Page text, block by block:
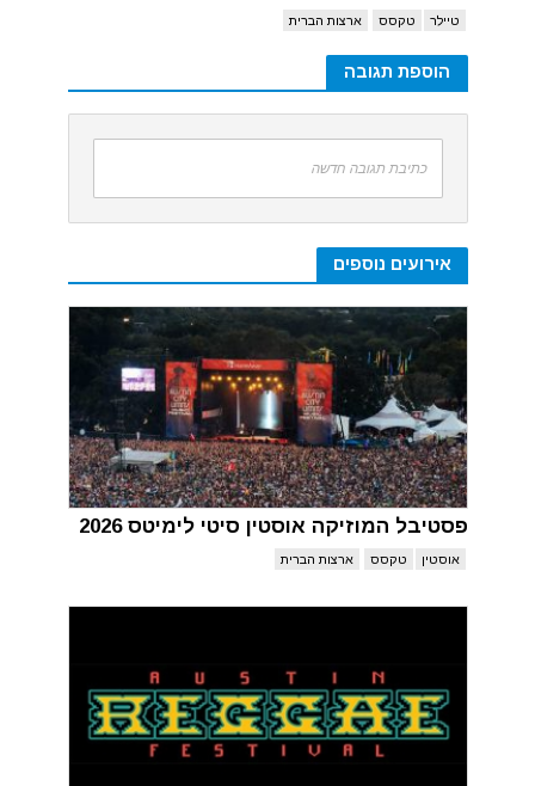
טיילר טקסס ארצות הברית
הוספת תגובה
כתיבת תגובה חדשה
אירועים נוספים
פסטיבל המוזיקה אוסטין סיטי לימיטס 2026
אוסטין טקסס ארצות הברית